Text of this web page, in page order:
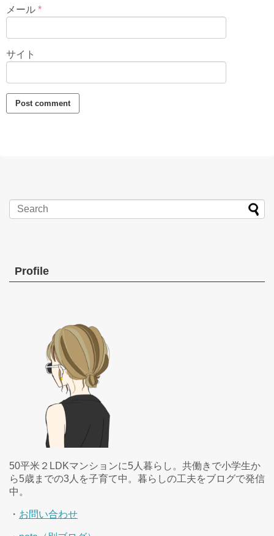
メール *
サイト
Profile
50平米２LDKマンションに5人暮らし。共働きで小学生か
ら5歳までの3人を子育て中。暮らしの工夫をブログで発信
中。
・ お問い合わせ